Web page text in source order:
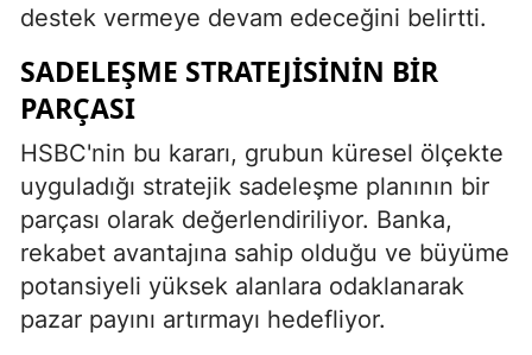
destek vermeye devam edeceğini belirtti.
SADELEŞME STRATEJISININ BIR
PARÇASI
HSBC'nin bu kararı, grubun küresel ölçekte
uyguladığı stratejik sadeleşme planının bir
parçası olarak değerlendiriliyor. Banka,
rekabet avantajına sahip olduğu ve büyüme
potansiyeli yüksek alanlara odaklanarak
pazar payını artırmayı hedefliyor.